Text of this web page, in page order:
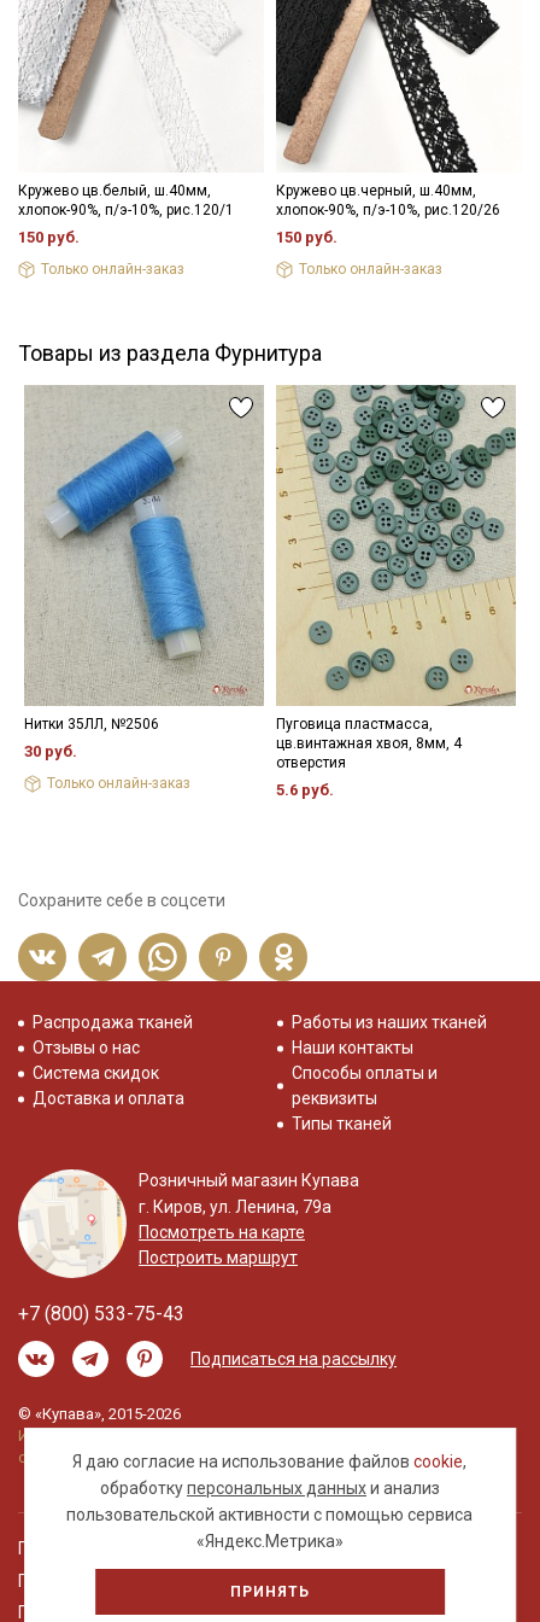
Кружево цв.белый, ш.40мм,
хлопок-90%, п/э-10%, рис.120/1
150 руб.
Только онлайн-заказ
Кружево цв.черный, ш.40мм,
хлопок-90%, п/э-10%, рис.120/26
150 руб.
Только онлайн-заказ
Товары из раздела Фурнитура
Нитки 35ЛЛ, №2506
30 руб.
Только онлайн-заказ
Пуговица пластмасса,
цв.винтажная хвоя, 8мм, 4
отверстия
5.6 руб.
Сохраните себе в соцсети
Я даю согласие на использование файловcookie,
обработкуперсональных данныхи анализ
пользовательской активности с помощью сервиса
«Яндекс.Метрика»
ПРИНЯТЬ
Распродажа тканей
Отзывы о нас
Система скидок
Доставка и оплата
Работы из наших тканей
Наши контакты
Способы оплаты и
реквизиты
Типы тканей
Розничный магазин Купава
г. Киров, ул. Ленина, 79а
Посмотреть на карте
Построить маршрут
+7 (800) 533-75-43
Подписаться на рассылку
© «Купава», 2015-2026
Информация на сайте не является публичной
офертой.
Правовая информация
Политика обработки персональных данных
Пользовательское соглашение